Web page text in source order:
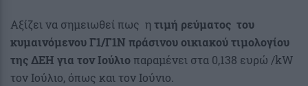
Αξίζει να σημειωθεί πως η τιμή ρεύματος του
κυμαινόμενου Γ1/Γ1Ν πράσινου οικιακού τιμολογίου
της ΔΕΗ για τον Ιούλιο παραμένει στα 0,138 ευρώ /kW
τον Ιούλιο, όπως και τον Ιούνιο.